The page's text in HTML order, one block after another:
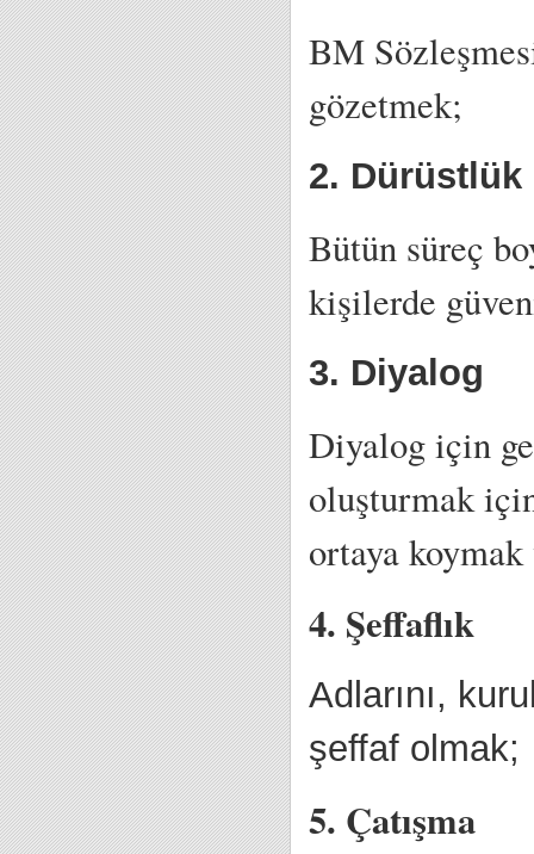
BM
gözetmek;
2. Dürüstlük
Bütün süreç
kişilerde
3. Diyalog
Diyalog için
oluşturmak
ortaya
4. Şeffaflık
Adlarını,
şeffaf olmak;
5. Çatışma